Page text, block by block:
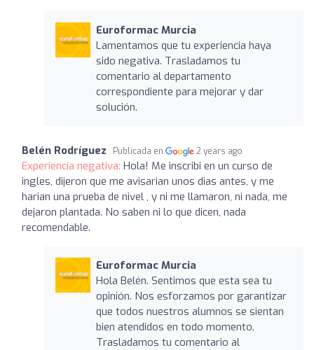
Euroformac Murcia
Lamentamos que tu experiencia haya
sido negativa. Trasladamos tu
comentario al departamento
correspondiente para mejorar y dar
solución.
Belén Rodríguez Publicada en 2 years ago
Experiencia negativa: Hola! Me inscribi en un curso de
ingles, dijeron que me avisarian unos dias antes, y me
harian una prueba de nivel , y ni me llamaron, ni nada, me
dejaron plantada. No saben ni lo que dicen, nada
recomendable.
Euroformac Murcia
Hola Belén. Sentimos que esta sea tu
opinión. Nos esforzamos por garantizar
que todos nuestros alumnos se sientan
bien atendidos en todo momento.
Trasladamos tu comentario al